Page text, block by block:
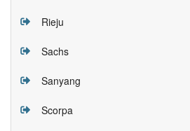
Rieju
Sachs
Sanyang
Scorpa